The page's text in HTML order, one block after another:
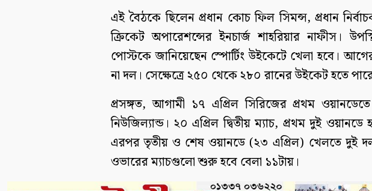
এই বৈঠকে ছিলেন প্রধান কোচ ফিল সিমন্স, প্রধান
ক্রিকেট অপারেশন্সের ইনচার্জ শাহরিয়ার নাফীস।
পোস্টকে জানিয়েছেন স্পোর্টিং উইকেটে খেলা হবে।
না দল। সেক্ষেত্রে ২৫০ থেকে ২৮০ রানের উইকেট হতে
প্রসঙ্গত, আগামী ১৭ এপ্রিল সিরিজের প্রথম
নিউজিল্যান্ড। ২০ এপ্রিল দ্বিতীয় ম্যাচ, প্রথম দুই
এরপর তৃতীয় ও শেষ ওয়ানডে (২৩ এপ্রিল) খেলতে দুই দল
ওভারের ম্যাচগুলো শুরু হবে বেলা ১১টায়।